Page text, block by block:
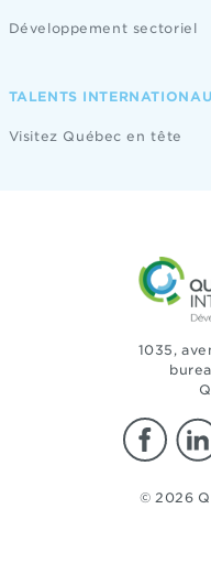
Développement sectoriel
TALENTS
Visitez Québec en tête
1035,
© 2026